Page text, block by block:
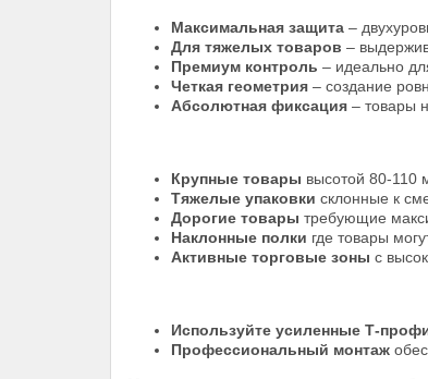
Максимальная защита –
Для тяжелых товаров –
Премиум контроль – идеально
Четкая геометрия – создание
Абсолютная фиксация – товары
Крупные товары высотой 80-110
Тяжелые упаковки склонные к
Дорогие товары требующие
Наклонные полки где товары
Активные торговые зоны с
Используйте усиленные Т-
Профессиональный монтаж